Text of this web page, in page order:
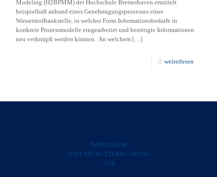
Modeling (H2BPMM) der Hochschule Bremerhaven ermittelt
beispielhaft anhand eines Genehmigungsprozesses einer
Wasserstofftankstelle, in welcher Form Informationsbedarfe in
konkrete Prozessmodelle eingearbeitet und benötigte Informationen
neu verknüpft werden können. An welchem […]
weiterlesen
IMPRESSUM
DATENSCHUTZERKLÄRUNG
AGB